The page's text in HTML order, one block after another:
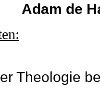
Adam de
Theologie